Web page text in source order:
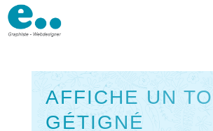
Skip
to
AFFICHE UN
GÉTIGNÉ